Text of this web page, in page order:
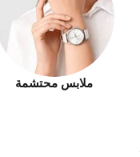
ملابس محتشمة